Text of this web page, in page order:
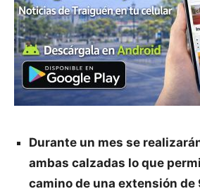
Durante un mes se
ambas calzadas lo que
camino de una extensión de